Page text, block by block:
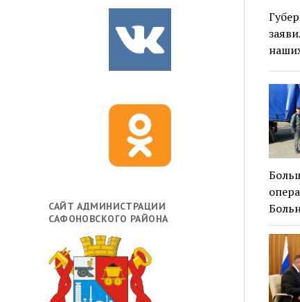
САЙТ АДМИНИСТРАЦИИ
САФОНОВСКОГО РАЙОНА